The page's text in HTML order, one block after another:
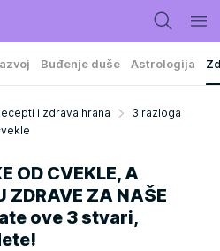
Buđenje duše Astrologija
i zdrava hrana
3 razloga
OD CVEKLE, A
ZDRAVE ZA NAŠE
ove 3 stvari,